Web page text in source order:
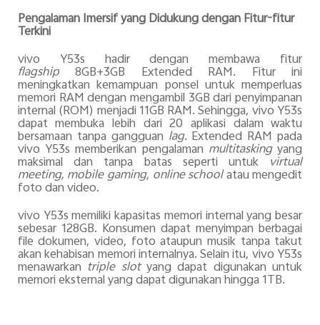
Pengalaman Imersif yang Didukung dengan Fitur-fitur
Terkini
vivo Y53s hadir dengan membawa fitur
flagship8GB+3GB Extended RAM. Fitur ini
meningkatkan kemampuan ponsel untuk memperluas
memori RAM dengan mengambil 3GB dari penyimpanan
internal (ROM) menjadi 11GB RAM. Sehingga, vivo Y53s
dapat membuka lebih dari 20 aplikasi dalam waktu
bersamaan tanpa gangguan lag. Extended RAM pada
vivo Y53s memberikan pengalaman multitaskingyang
maksimal dan tanpa batas seperti untuk virtual
meeting, mobile gaming, online schoolatau mengedit
foto dan video.
vivo Y53s memiliki kapasitas memori internal yang besar
sebesar 128GB. Konsumen dapat menyimpan berbagai
file dokumen, video, foto ataupun musik tanpa takut
akan kehabisan memori internalnya. Selain itu, vivo Y53s
menawarkan triple slotyang dapat digunakan untuk
memori eksternal yang dapat digunakan hingga 1TB.